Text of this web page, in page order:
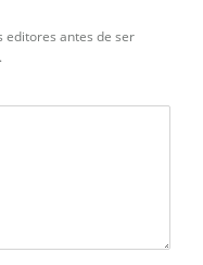
editores antes de ser